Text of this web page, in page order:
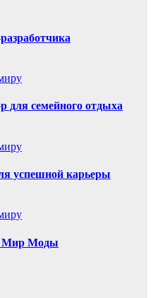
для семейного отдыха
успешной карьеры
Мир Моды